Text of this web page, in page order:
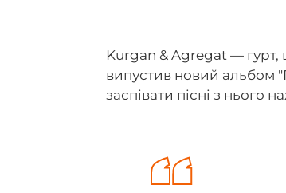
Kurgan & Agregat — гурт,
випустив новий альбом
заспівати пісні з нього